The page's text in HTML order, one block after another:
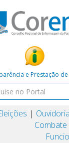
e Prestação
Ouvidoria